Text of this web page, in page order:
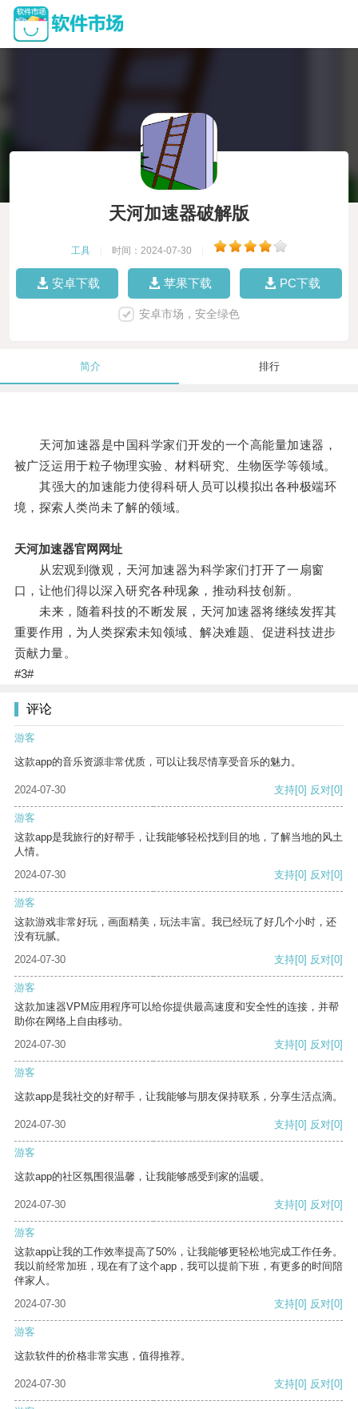
天河加速器破解版
工具 时间：2024-07-30
安卓下载 苹果下载 PC下载
安卓市场，安全绿色
简介 排行
天河加速器是中国科学家们开发的一个高能量加速器，
被广泛运用于粒子物理实验、材料研究、生物医学等领域。
其强大的加速能力使得科研人员可以模拟出各种极端环
境，探索人类尚未了解的领域。
天河加速器官网网址
从宏观到微观，天河加速器为科学家们打开了一扇窗
口，让他们得以深入研究各种现象，推动科技创新。
未来，随着科技的不断发展，天河加速器将继续发挥其
重要作用，为人类探索未知领域、解决难题、促进科技进步
贡献力量。
#3#
评论
游客
这款app的音乐资源非常优质，可以让我尽情享受音乐的魅力。
2024-07-30 支持[0] 反对[0]
游客
这款app是我旅行的好帮手，让我能够轻松找到目的地，了解当地的风土
人情。
2024-07-30
支持[0] 反对[0]
游客
这款游戏非常好玩，画面精美，玩法丰富。我已经玩了好几个小时，还
没有玩腻。
2024-07-30
支持[0] 反对[0]
游客
这款加速器VPM应用程序可以给你提供最高速度和安全性的连接，并帮
助你在网络上自由移动。
2024-07-30
支持[0] 反对[0]
游客
这款app是我社交的好帮手，让我能够与朋友保持联系，分享生活点滴。
2024-07-30 支持[0] 反对[0]
游客
这款app的社区氛围很温馨，让我能够感受到家的温暖。
2024-07-30 支持[0] 反对[0]
游客
这款app让我的工作效率提高了50%，让我能够更轻松地完成工作任务。
我以前经常加班，现在有了这个app，我可以提前下班，有更多的时间陪
伴家人。
2024-07-30
支持[0] 反对[0]
游客
这款软件的价格非常实惠，值得推荐。
2024-07-30 支持[0] 反对[0]